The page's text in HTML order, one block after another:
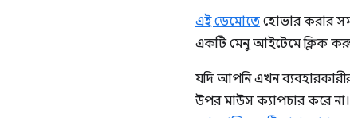
এই ডেমোতে হোভার করার
একটি মেনু আইটেমে ক্লিক
যদি আপনি এখন
উপর মাউস ক্যাপচার করে